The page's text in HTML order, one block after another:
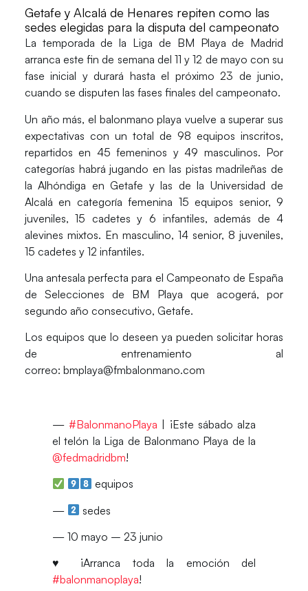
Getafe y Alcalá de Henares repiten como las
sedes elegidas para la disputa del campeonato
La temporada de la Liga de BM Playa de Madrid
arranca este fin de semana del 11 y 12 de mayo con su
fase inicial y durará hasta el próximo 23 de junio,
cuando se disputen las fases finales del campeonato.
Un año más, el balonmano playa vuelve a superar sus
expectativas con un total de98 equipos inscritos,
repartidos en 45 femeninos y 49 masculinos. Por
categorías habrá jugando en las pistas madrileñas de
la Alhóndiga en Getafe y las de la Universidad de
Alcalá en categoría femenina 15 equipos senior, 9
juveniles, 15 cadetes y 6 infantiles, además de 4
alevines mixtos. En masculino, 14 senior, 8 juveniles,
15 cadetes y 12 infantiles.
Una antesala perfecta para el Campeonato de España
de Selecciones de BM Playa que acogerá, por
segundo año consecutivo, Getafe.
Los equipos que lo deseen ya pueden solicitar horas
de entrenamiento al
correo: bmplaya@fmbalonmano.com
—#BalonmanoPlaya | ¡Este sábado alza
el telón la Liga de Balonmano Playa de la
@fedmadridbm!
equipos
—
sedes
— 10 mayo – 23 junio
♥️ ¡Arranca toda la emoción del
#balonmanoplaya!